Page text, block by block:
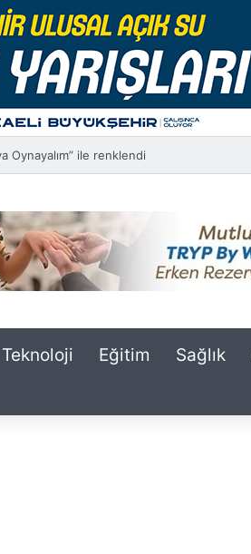
ile renklendi
Teknoloji Eğitim Sağlık